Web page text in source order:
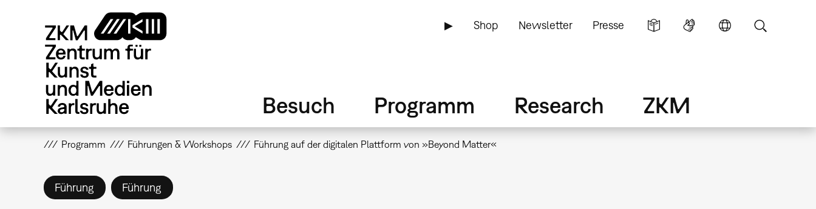
▶ Shop Newsletter Presse
Besuch Programm Research ZKM
Programm Führungen & Workshops Führung auf der digitalen Plattform von »Beyond Matter«
Führung Führung